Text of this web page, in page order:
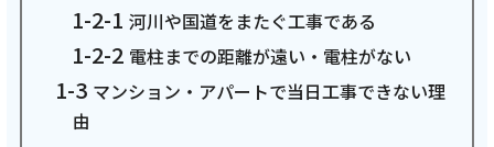
対応エリア よくあるご質問
河川や国道をまたぐ工事である
電柱までの距離が遠い・電柱がない
マンション・アパートで当日工事できない理
由